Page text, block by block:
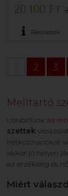
20 100 Ft
Részletek
2 3
Melltartó
Üdvözlünkaz
szettek
hétköznapokat
akkor jó helyen
az érzékiség és
Miért